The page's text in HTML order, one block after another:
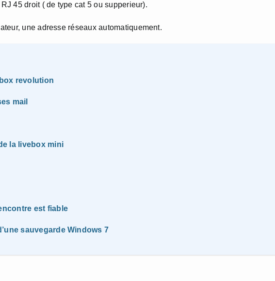
45 droit ( de type cat 5 ou supperieur).
une adresse réseaux automatiquement.
revolution
mail
la livebox mini
est fiable
sauvegarde Windows 7